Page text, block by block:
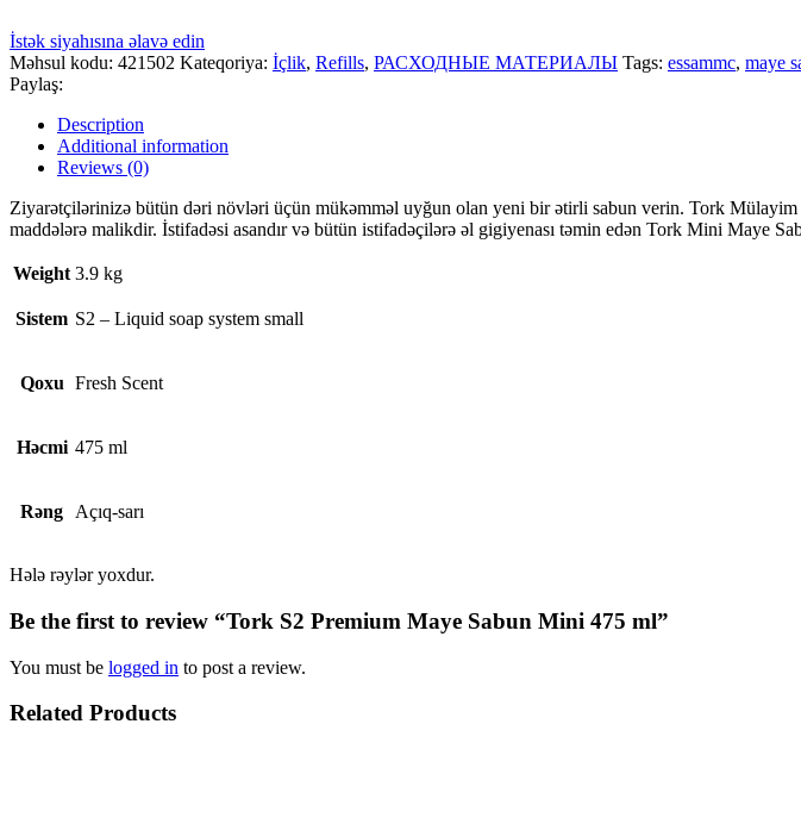
İstək siyahısına əlavə edin
Məhsul kodu: 421502 Kateqoriya: İçlik, Refills, РАСХОДНЫЕ МАТЕРИАЛЫ Tags: essammc, maye
Paylaş:
Description
Additional information
Reviews (0)
Ziyarətçilərinizə bütün dəri növləri üçün mükəmməl uyğun olan yeni bir ətirli sabun verin. Tork
maddələrə malikdir. İstifadəsi asandır və bütün istifadəçilərə əl gigiyenası təmin edən Tork Mini Maye
Weight 3.9 kg
Sistem S2 – Liquid soap system small
Qoxu Fresh Scent
Həcmi 475 ml
Rəng Açıq-sarı
Hələ rəylər yoxdur.
Be the first to review “Tork S2 Premium Maye Sabun Mini 475 ml”
You must be logged in to post a review.
Related Products